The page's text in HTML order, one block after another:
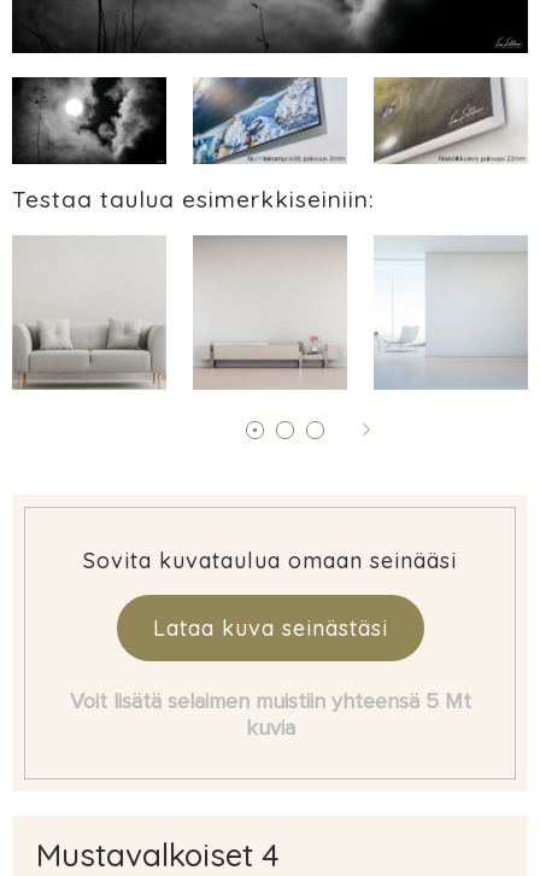
Testaa taulua esimerkkiseiniin:
Sovita kuvataulua omaan seinääsi
Lataa kuva seinästäsi
Voit lisätä selaimen muistiin yhteensä 5 Mt
kuvia
Mustavalkoiset 4